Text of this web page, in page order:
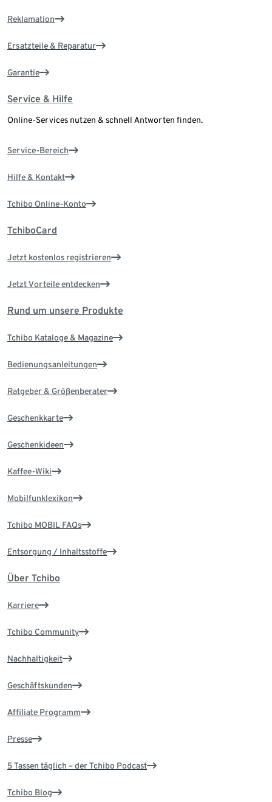
Reklamation
Ersatzteile & Reparatur
Garantie
Service & Hilfe
Online-Services nutzen & schnell Antworten finden.
Service-Bereich
Hilfe & Kontakt
Tchibo Online-Konto
TchiboCard
Jetzt kostenlos registrieren
Jetzt Vorteile entdecken
Rund um unsere Produkte
Tchibo Kataloge & Magazine
Bedienungsanleitungen
Ratgeber & Größenberater
Geschenkkarte
Geschenkideen
Kaffee-Wiki
Mobilfunklexikon
Tchibo MOBIL FAQs
Entsorgung / Inhaltsstoffe
Über Tchibo
Karriere
Tchibo Community
Nachhaltigkeit
Geschäftskunden
Affiliate Programm
Presse
5 Tassen täglich – der Tchibo Podcast
Tchibo Blog